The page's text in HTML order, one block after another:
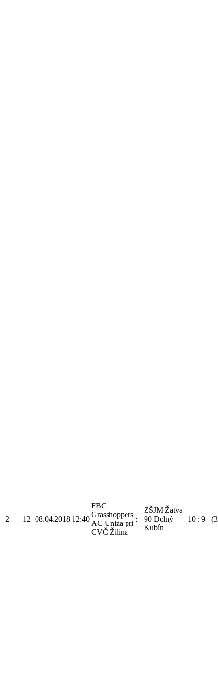
2 12 08.04.2018 12:40
FBC
Grasshoppers
AC Uniza pri
CVČ Žilina
:
ZŠJM Žatva
90 Dolný
Kubín
10 : 9